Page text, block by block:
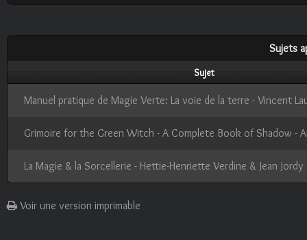
Sujets
Sujet
Manuel pratique de Magie Verte: La voie de la terre - Vincent
Grimoire for the Green Witch - A Complete Book of Shadow -
La Magie & la Sorcellerie - Hettie-Henriette Verdine & Jean Jordy
Voir une version imprimable